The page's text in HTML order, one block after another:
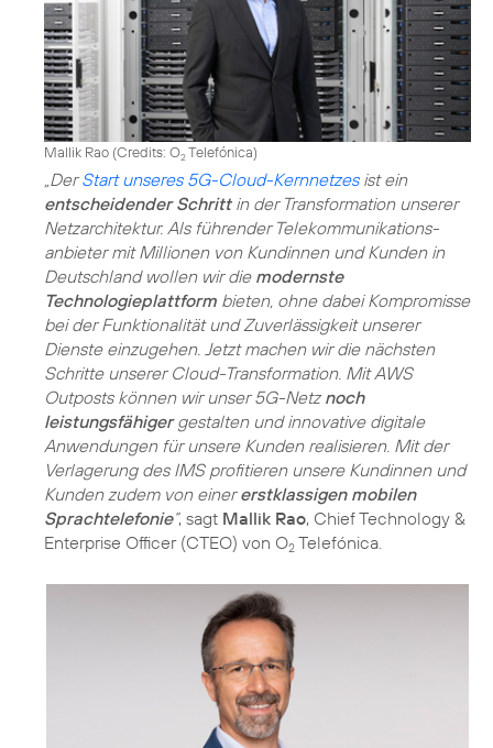
Mallik Rao (Credits: O2Telefónica)
„DerStart unseres 5G-Cloud-Kernnetzesist ein
entscheidender Schrittin der Transformation unserer
Netzarchitektur. Als führender Telekommunikations­
anbieter mit Millionen von Kundinnen und Kunden in
Deutschland wollen wir die modernste
Technologieplattform bieten, ohne dabei Kompromisse
bei der Funktionalität und Zuverlässigkeit unserer
Dienste einzugehen. Jetzt machen wir die nächsten
Schritte unserer Cloud-Transformation. Mit AWS
Outposts können wir unser 5G-Netz noch
leistungsfähigergestalten und innovative digitale
Anwendungen für unsere Kunden realisieren. Mit der
Verlagerung des IMS profitieren unsere Kundinnen und
Kunden zudem von einererstklassigen mobilen
Sprachtelefonie“, sagt Mallik Rao, Chief Technology &
Enterprise Officer (CTEO) von O2 Telefónica.